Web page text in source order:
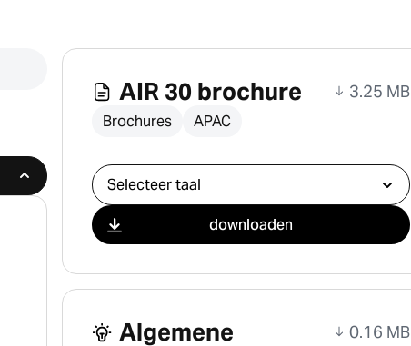
AIR 30 brochure 3.25 MB
Brochures APAC
Selecteer download
downloaden
Algemene
0.16 MB